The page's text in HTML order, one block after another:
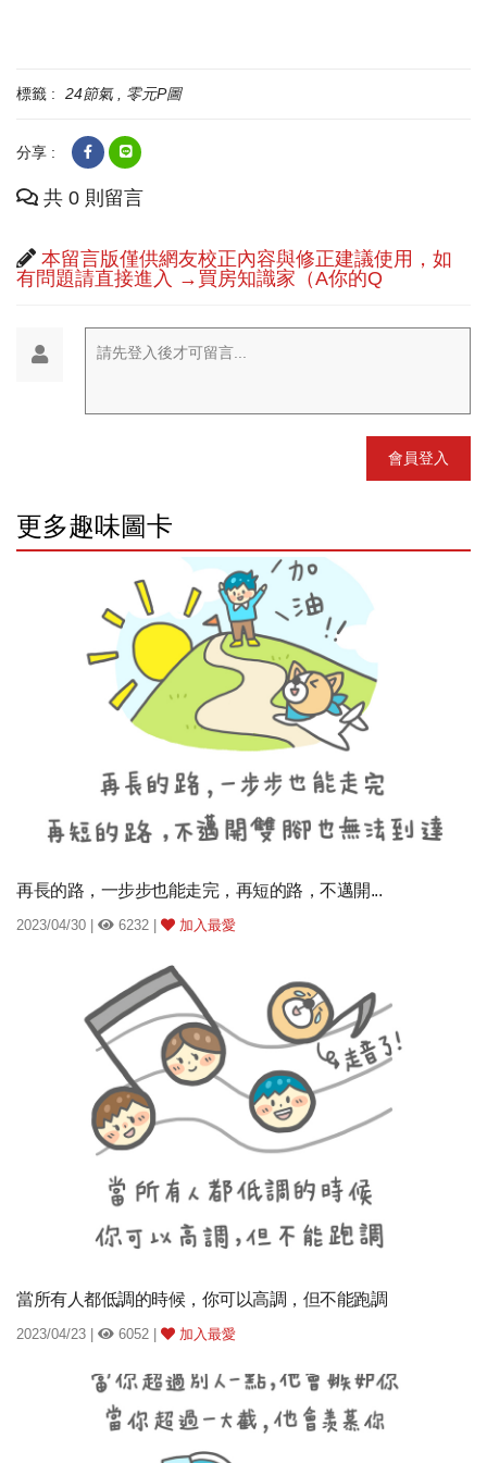
標籤 : 24節氣 零元P圖
分享 :
共 0 則留言
本留言版僅供網友校正內容與修正建議使用，如
有問題請直接進入 →買房知識家（A你的Q
請先登入後才可留言...
會員登入
更多趣味圖卡
再長的路，一步步也能走完，再短的路，不邁開...
2023/04/30 | 6232 | 加入最愛
當所有人都低調的時候，你可以高調，但不能跑調
2023/04/23 | 6052 | 加入最愛